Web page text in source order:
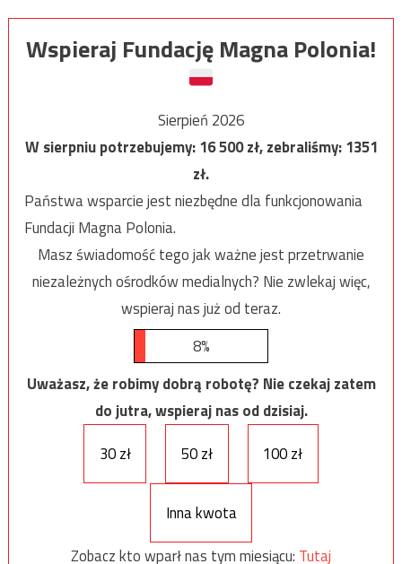
Wspieraj Fundację Magna Polonia!
Sierpień 2026
W sierpniu potrzebujemy:16 500zł, zebraliśmy:1351
zł.
Państwa wsparcie jest niezbędne dla funkcjonowania
Fundacji Magna Polonia.
Masz świadomość tego jak ważne jest przetrwanie
niezależnych ośrodków medialnych? Nie zwlekaj więc,
wspieraj nas już od teraz.
8%
Uważasz, że robimy dobrą robotę? Nie czekaj zatem
do jutra, wspieraj nas od dzisiaj.
30 zł
50 zł 100 zł
Inna kwota
Zobacz kto wparł nas tym miesiącu: Tutaj